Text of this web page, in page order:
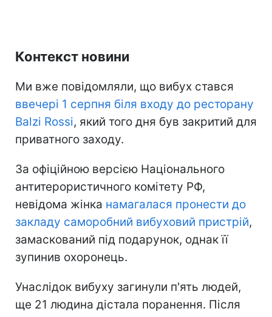
Контекст новини
Ми вже повідомляли, що вибух стався
ввечері 1 серпня біля входу до ресторану
Balzi Rossi, який того дня був закритий для
приватного заходу.
За офіційною версією Національного
антитерористичного комітету РФ,
невідома жінка намагалася пронести до
закладу саморобний вибуховий пристрій,
замаскований під подарунок, однак її
зупинив охоронець.
Унаслідок вибуху загинули п'ять людей,
ще 21 людина дістала поранення. Після